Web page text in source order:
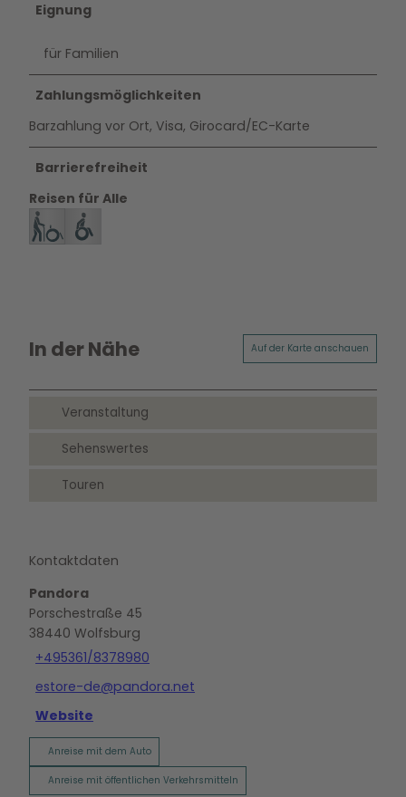
Eignung
für Familien
Zahlungsmöglichkeiten
Barzahlung vor Ort, Visa, Girocard/EC-Karte
Barrierefreiheit
Reisen für Alle
In der Nähe Auf der Karte anschauen
Veranstaltung
Sehenswertes
Touren
Kontaktdaten
Pandora
Porschestraße 45
38440 Wolfsburg
+495361/8378980
estore-de@pandora.net
Website
Anreise mit dem Auto
Anreise mit öffentlichen Verkehrsmitteln